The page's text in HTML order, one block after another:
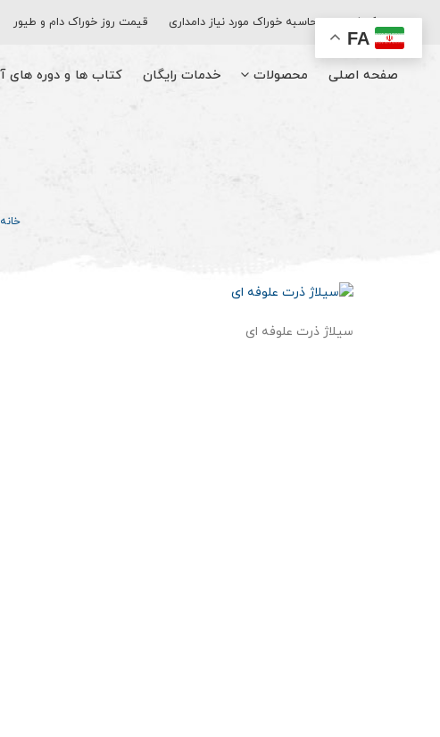
اپلیکیشن محاسبه خوراک مورد نیاز دامداری قیمت روز خوراک دام و طیور
صفحه اصلی محصولات خدمات رایگان کتاب‌ ها و دوره های
خانه
سیلاژ ذرت علوفه ای
FA